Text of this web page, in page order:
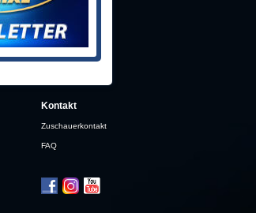
Kontakt
Zuschauerkontakt
FAQ